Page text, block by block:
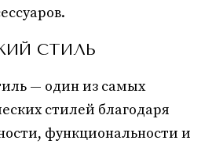
СТИЛЬ
— один из самых
стилей благодаря
функциональности и